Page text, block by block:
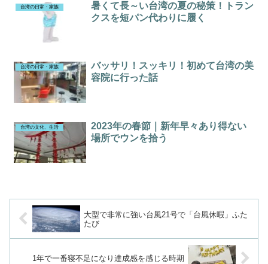
台湾の日常・家族
暑くて長～い台湾の夏の秘策！トラン
クスを短パン代わりに履く
台湾の日常・家族
バッサリ！スッキリ！初めて台湾の美
容院に行った話
台湾の文化、生活
2023年の春節｜新年早々あり得ない
場所でウンを拾う
大型で非常に強い台風21号で「台風休暇」ふた
たび
1年で一番寝不足になり達成感を感じる時期